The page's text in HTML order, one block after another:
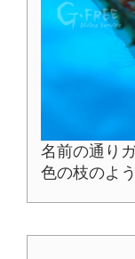
名前の通り
色の枝のよ